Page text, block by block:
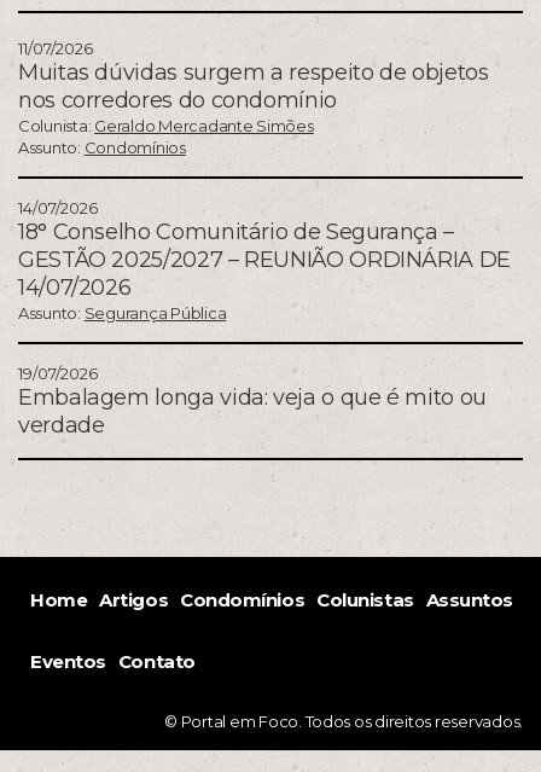
11/07/2026
Muitas dúvidas surgem a respeito de objetos
nos corredores do condomínio
Colunista: Geraldo Mercadante Simões
Assunto: Condomínios
14/07/2026
18° Conselho Comunitário de Segurança –
GESTÃO 2025/2027 – REUNIÃO ORDINÁRIA DE
14/07/2026
Assunto: Segurança Pública
19/07/2026
Embalagem longa vida: veja o que é mito ou
verdade
Home Artigos Condomínios Colunistas Assuntos
Eventos Contato
© Portal em Foco. Todos os direitos reservados.